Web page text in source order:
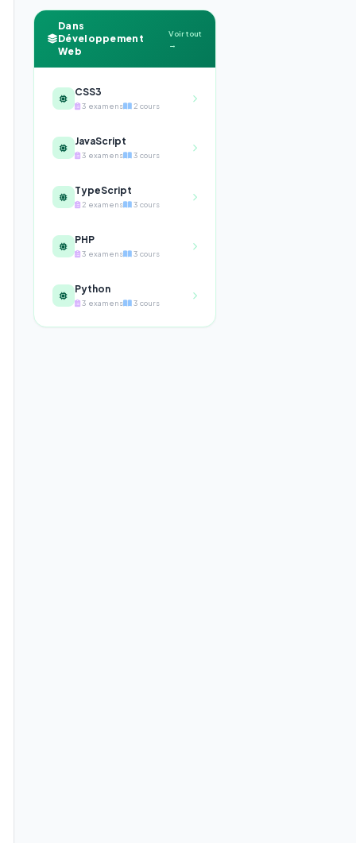
Dans
Développement
Web
Voir tout
→
CSS3
3 examens 2 cours
JavaScript
3 examens 3 cours
TypeScript
2 examens 3 cours
PHP
3 examens 3 cours
Python
3 examens 3 cours